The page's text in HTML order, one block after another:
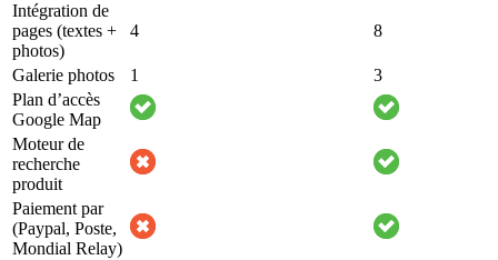
Intégration de
pages (textes +
photos)
4 8
Galerie photos 1
3
Plan d’accès
Google Map
Moteur de
recherche
produit
Paiement par
(Paypal, Poste,
Mondial Relay)